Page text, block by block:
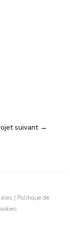
suivant→
| Politique de